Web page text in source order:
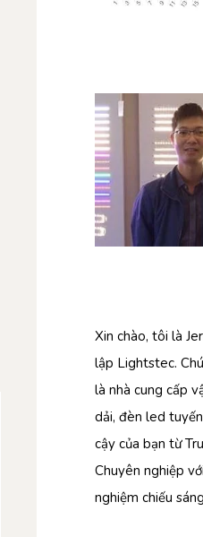
Xin chào, tôi là
lập Lightstec.
là nhà cung cấp
dải, đèn led
cậy của bạn từ
Chuyên nghiệp
nghiệm chiếu